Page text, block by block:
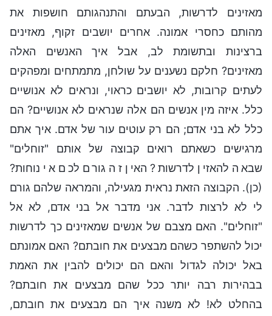
מאזינים לדרשות, הבעתם והתנהגותם חושפות את
מהותם כחסרי אמונה. אחרים יושבים זקוף, מאזינים
ברצינות ובתשומת לב, אבל איך האנשים האלה
מאזינים? חלקם נשענים על שולחן, מתמתחים ומפהקים
לעתים קרובות, לא יושבים כראוי, ונראים לא אנושיים
כלל. איזה מין אנשים הם אלה שנראים לא אנושיים? הם
כלל לא בני אדם; הם רק עוטים עור של אדם. איך אתם
מרגישים כשאתם רואים קבוצה של אותם "זוחלים"
שבאה להאזין לדרשות? האין זה גורם לכם אי נוחות?
(כן). הקבוצה הזאת נראית מגעילה, והמראה שלהם גורם
לי לא לרצות לדבר. אני מדבר אל בני אדם, לא אל
"זוחלים". האם מצבם של אנשים שמאזינים כך לדרשות
יכול להשתפר כשהם מבצעים את חובתם? האם אמונתם
באל יכולה לגדול והאם הם יכולים להבין את האמת
בבהירות רבה יותר ככל שהם מבצעים את חובתם?
בהחלט לא! לא משנה איך הם מבצעים את חובתם,